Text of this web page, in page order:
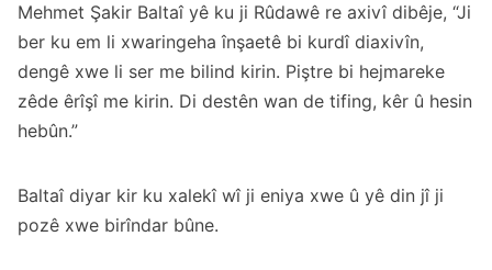
Mehmet Şakir Baltaî yê ku ji Rûdawê re axivî dibêje, “Ji
ber ku em li xwaringeha înşaetê bi kurdî diaxivîn,
dengê xwe li ser me bilind kirin. Piştre bi hejmareke
zêde êrîşî me kirin. Di destên wan de tifing, kêr û hesin
hebûn.”
Baltaî diyar kir ku xalekî wî ji eniya xwe û yê din jî ji
pozê xwe birîndar bûne.